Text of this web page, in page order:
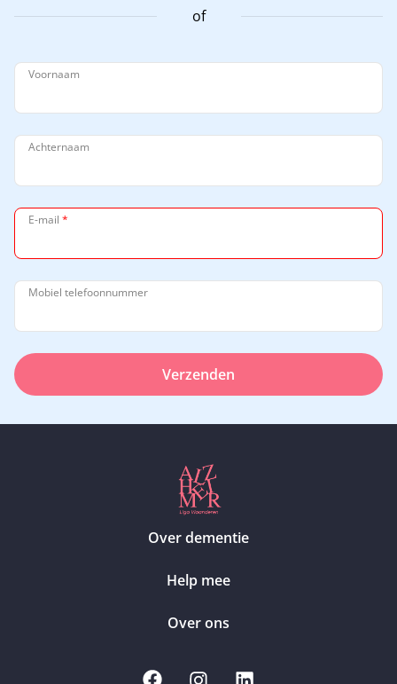
of
Voornaam
Achternaam
E-mail *
Mobiel telefoonnummer
Verzenden
Over dementie
Help mee
Over ons